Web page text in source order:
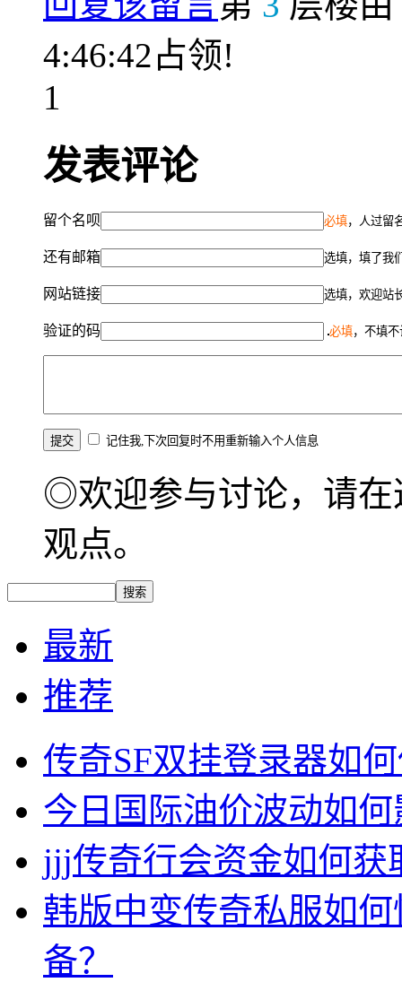
4:46:42占领!
1
发表评论
留个名呗 必填，人过留
还有邮箱 选填，填了我
网站链接 选填，欢迎站
验证的码 必填，不填
记住我,下次回复时不用重新输入个人信息
◎欢迎参与讨论，请在
观点。
最新
推荐
传奇SF双挂登录器如
今日国际油价波动如
jjj传奇行会资金如何获
韩版中变传奇私服如
备？